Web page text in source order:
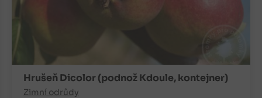
Hrušeň Dicolor (podnož Kdoule, kontejner)
Zimní odrůdy